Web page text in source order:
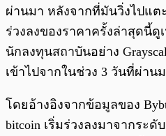
ผ่านมา หลังจากที่มันวิ่งไปแต
ร่วงลงของราคาครั้งล่าสุดนี้ดู
นักลงทุนสถาบันอย่าง
เข้าไปจากในช่วง 3 วันที่ผ่าน
โดยอ้างอิงจากข้อมูลของ
bitcoin เริ่มร่วงลงมาจากระดั